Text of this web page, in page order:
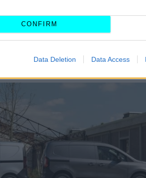
CONFIRM
Data Deletion Data Access
Van
θυρών 180 μοιρών
, φωτισμό
πλευρά του συνοδηγού, κλειστό
πάτωμα και τα πλαϊνά του χώρου